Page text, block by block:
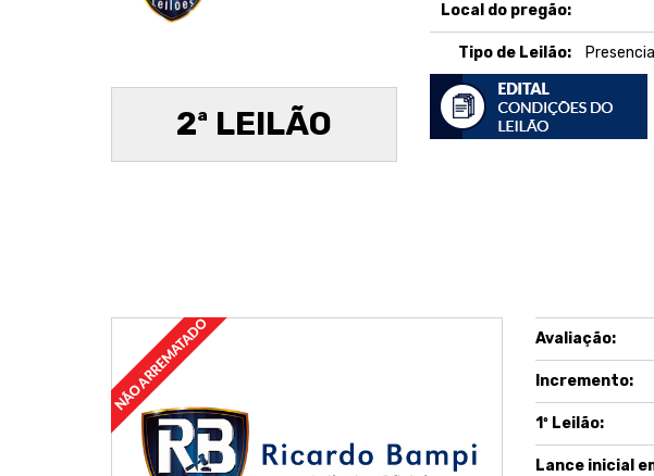
2ª LEILÃO
Local do pregão:
Tipo de Leilão:
Avaliação:
Incremento:
1º Leilão:
Lance inicial